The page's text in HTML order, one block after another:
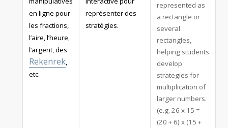
en ligne pour
les fractions,
l’aire, l’heure,
l’argent, des
Rekenrek,
etc.
représenter des
stratégies.
represented as
a rectangle or
several
rectangles,
helping students
develop
strategies for
multiplication of
larger numbers.
(e.g. 26 x 15 =
(20 + 6) x (15 +